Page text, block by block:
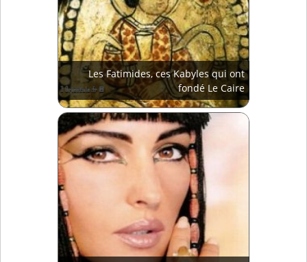
Les Fatimides, ces Kabyles qui ont
fondé Le Caire